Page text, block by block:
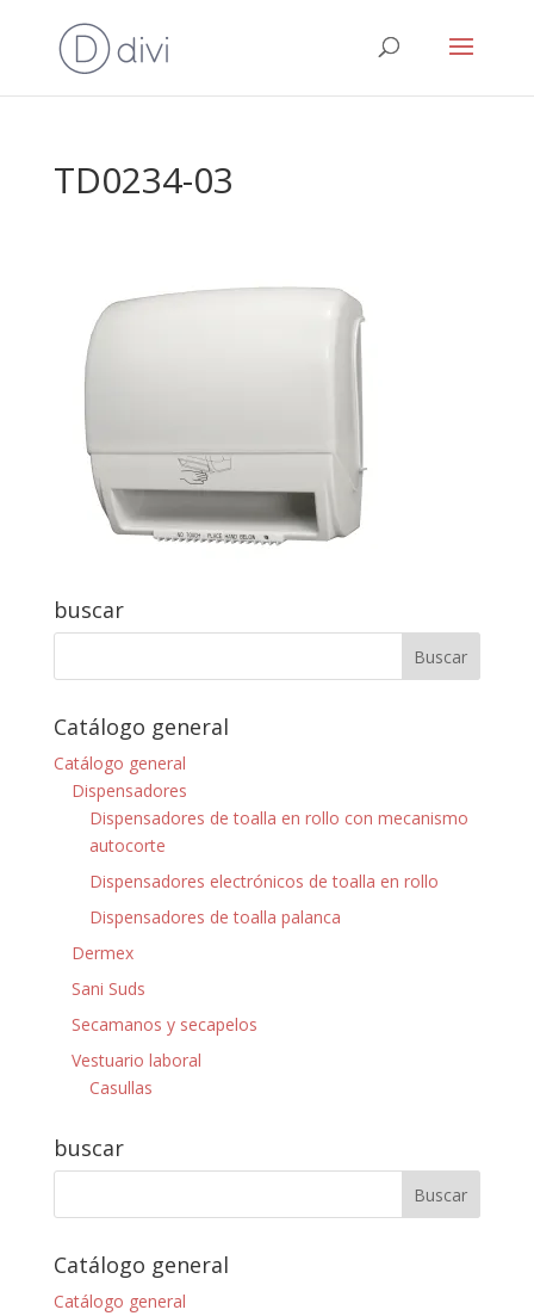
TD0234-03
buscar
Catálogo general
Catálogo general
Dispensadores
Dispensadores de toalla en rollo con mecanismo
autocorte
Dispensadores electrónicos de toalla en rollo
Dispensadores de toalla palanca
Dermex
Sani Suds
Secamanos y secapelos
Vestuario laboral
Casullas
buscar
Catálogo general
Catálogo general